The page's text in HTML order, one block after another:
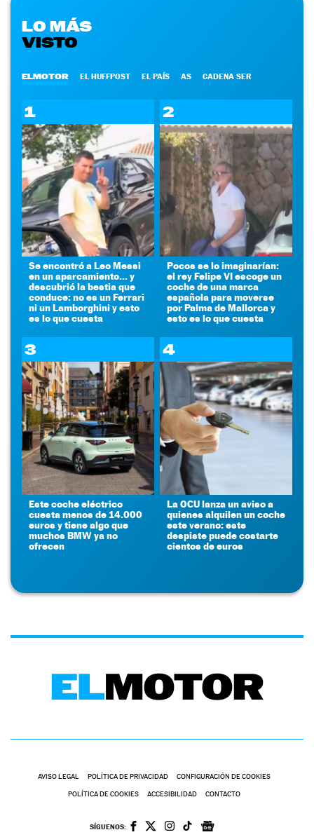
LO MÁS
VISTO
ELMOTOR EL HUFFPOST EL PAÍS AS CADENA SER
1
Se encontró a Leo Messi
en un aparcamiento... y
descubrió la bestia que
conduce: no es un Ferrari
ni un Lamborghini y esto
es lo que cuesta
2
Pocos se lo imaginarían:
el rey Felipe VI escoge un
coche de una marca
española para moverse
por Palma de Mallorca y
esto es lo que cuesta
3
Este coche eléctrico
cuesta menos de 14.000
euros y tiene algo que
muchos BMW ya no
ofrecen
4
La OCU lanza un aviso a
quienes alquilen un coche
este verano: este
despiste puede costarte
cientos de euros
AVISO LEGAL POLÍTICA DE PRIVACIDAD CONFIGURACIÓN DE COOKIES
POLÍTICA DE COOKIES ACCESIBILIDAD CONTACTO
SÍGUENOS: